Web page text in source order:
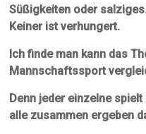
Süßigkeiten oder
Keiner ist verhungert.
Ich finde man kann das
Mannschaftssport
Denn jeder einzelne
alle zusammen ergeben